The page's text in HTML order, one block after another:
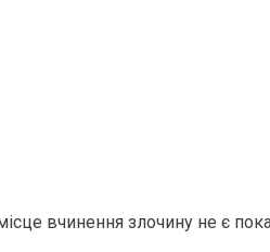
вчинення злочину не є